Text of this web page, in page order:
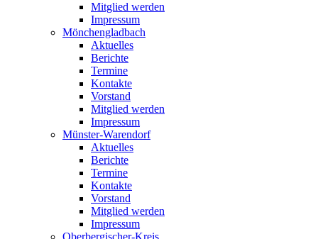
Mitglied werden
Impressum
Mönchengladbach
Aktuelles
Berichte
Termine
Kontakte
Vorstand
Mitglied werden
Impressum
Münster-Warendorf
Aktuelles
Berichte
Termine
Kontakte
Vorstand
Mitglied werden
Impressum
Oberbergischer-Kreis